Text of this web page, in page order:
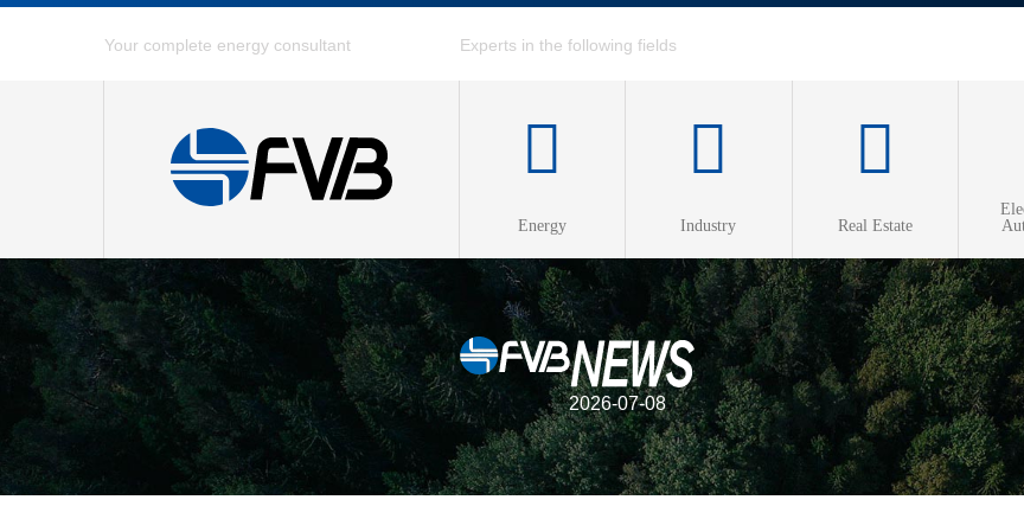
Energy
Combined Heat & Power
District heating
District cooling
Energy efficiency
Fuel Gas
Industry Real Estate
2026-07-08